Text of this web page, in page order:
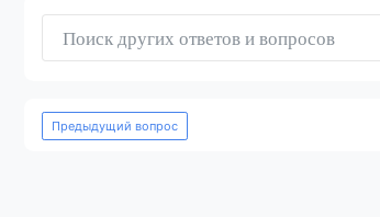
Предыдущий вопрос